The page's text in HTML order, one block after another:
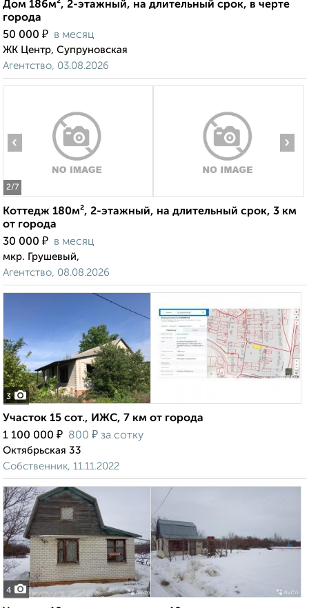
Дом 186м², 2-этажный, на длительный срок, в черте
города
50 000 ₽ в месяц
ЖК Центр, Супруновская
Агентство, 03.08.2026
2/7
‹ ›
Коттедж 180м², 2-этажный, на длительный срок, 3 км
от города
30 000 ₽ в месяц
мкр. Грушевый,
Агентство, 08.08.2026
3
Участок 15 сот., ИЖС, 7 км от города
1 100 000 ₽ 800 ₽ за сотку
Октябрьская 33
Собственник, 11.11.2022
4